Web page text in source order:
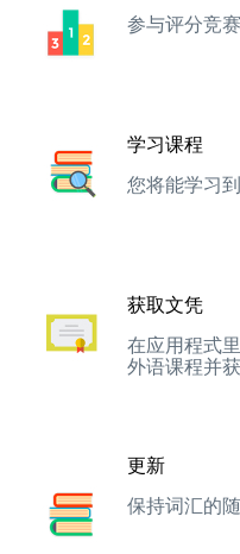
参与评分竞
学习课程
您将能学习
获取文凭
在应用程式
外语课程并
更新
保持词汇的